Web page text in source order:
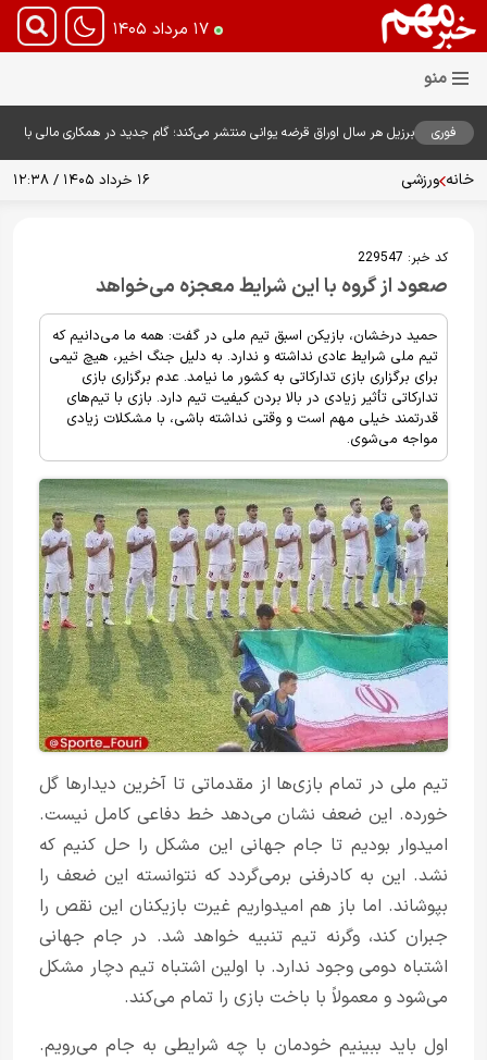
۱۷ مرداد ۱۴۰۵
فوری
برزیل هر سال اوراق قرضه یوانی منتشر می‌کند؛ گام جدید در همکاری مالی با
خانه ورزشی ۱۶ خرداد ۱۴۰۵ / ۱۲:۳۸
کد خبر: 229547
صعود از گروه با این شرایط معجزه می‌خواهد
حمید درخشان، بازیکن اسبق تیم ملی در گفت: همه ما می‌دانیم که
تیم ملی شرایط عادی نداشته و ندارد. به دلیل جنگ اخیر، هیچ تیمی
برای برگزاری بازی تدارکاتی به کشور ما نیامد. عدم برگزاری بازی
تدارکاتی تأثیر زیادی در بالا بردن کیفیت تیم دارد. بازی با تیم‌های
قدرتمند خیلی مهم است و وقتی نداشته باشی، با مشکلات زیادی
مواجه می‌شوی.
تیم ملی در تمام بازی‌ها از مقدماتی تا آخرین دیدارها گل
خورده. این ضعف نشان می‌دهد خط دفاعی کامل نیست.
امیدوار بودیم تا جام جهانی این مشکل را حل کنیم که
نشد. این به کادرفنی برمی‌گردد که نتوانسته این ضعف را
بپوشاند. اما باز هم امیدواریم غیرت بازیکنان این نقص را
جبران کند، وگرنه تیم تنبیه خواهد شد. در جام جهانی
اشتباه دومی وجود ندارد. با اولین اشتباه تیم دچار مشکل
می‌شود و معمولاً با باخت بازی را تمام می‌کند.
اول باید ببینیم خودمان با چه شرایطی به جام می‌رویم.